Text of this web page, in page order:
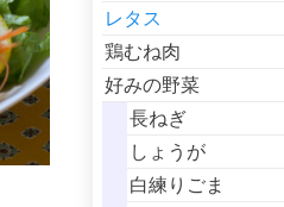
レタス
鶏むね肉
好みの野菜
長ねぎ
しょうが
白練りごま